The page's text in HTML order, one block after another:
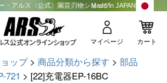
・アルス〈公式〉園芸刃物ショップMade in JAPAN
マイページ カート
ップ 商品分類から探す
部品
721 [22]充電器EP-16BC